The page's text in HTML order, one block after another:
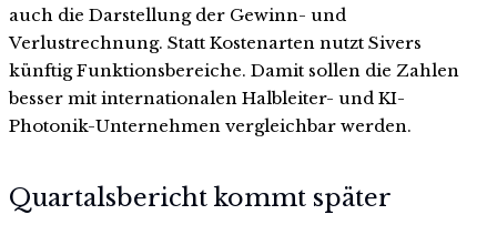
auch die Darstellung der Gewinn- und
Verlustrechnung. Statt Kostenarten nutzt Sivers
künftig Funktionsbereiche. Damit sollen die Zahlen
besser mit internationalen Halbleiter- und KI-
Photonik-Unternehmen vergleichbar werden.
Quartalsbericht kommt später